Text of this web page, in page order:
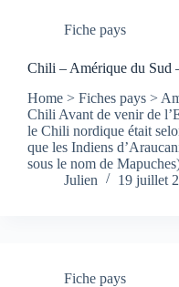
Fiche pays
Chili – Amérique du Sud
Home > Fiches pays >
Chili Avant de venir de
le Chili nordique était
que les Indiens
sous le nom de
Julien
19 juillet
Fiche pays